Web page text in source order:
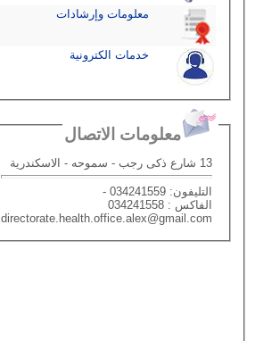
معلومات وإرشادات
خدمات الكترونية
معلومات الاتصال
13 شارع ذكى رجب - سموحه - الاسكندرية
التليفون: 034241559 -
الفاكس : 034241558
directorate.health.office.alex@gmail.com